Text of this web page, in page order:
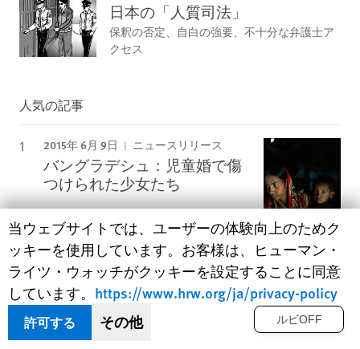
日本の「人質司法」
保釈の否定、自白の強要、不十分な弁護士ア
クセス
人気の記事
2015年 6月 9日 ニュースリリース
バングラデシュ：児童婚で傷
つけられた少女たち
2019年 3月 21日 ニュースリリース
ミャンマー：中国に「花嫁」
として売られる成人女性・少
女たち
2026年 8月 5日 人権ウォッチ
救った赤ちゃんを、乳児院に
ルビOFF
Human Rights Watch cookie preferences
当ウェブサイトでは、ユーザーの体験向上のためク
ッキーを使用しています。お客様は、ヒューマン・
ライツ・ウォッチがクッキーを設定することに同意
しています。 https://www.hrw.org/ja/privacy-policy
許可する その他